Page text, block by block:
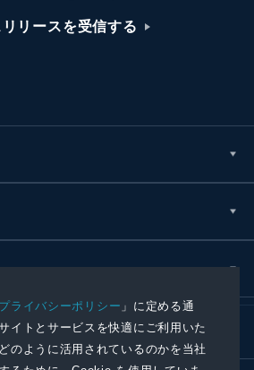
プライバシーポリシー 」に定める通
イトとサービスを快適にご利用いた
のように活用されているのかを当社
リースを受信する